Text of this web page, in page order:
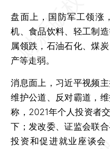
盘面上，国防军工领涨
机、食品饮料、轻工制
属领跌，石油石化、煤
产等走弱。
消息面上，习近平视频
维护公道、反对霸道，
称，2021年个人投资者
下；发改委、证监会联
投资和促进就业座谈会